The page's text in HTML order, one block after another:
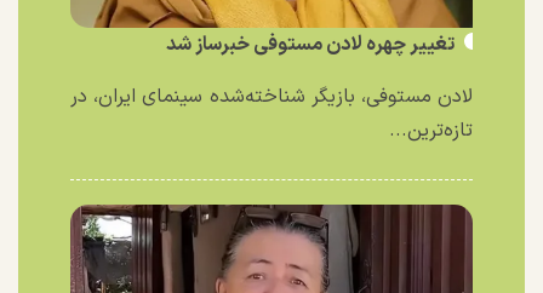
تغییر چهره لادن مستوفی خبرساز شد
لادن مستوفی، بازیگر شناخته‌شده سینمای ایران، در
تازه‌ترین...